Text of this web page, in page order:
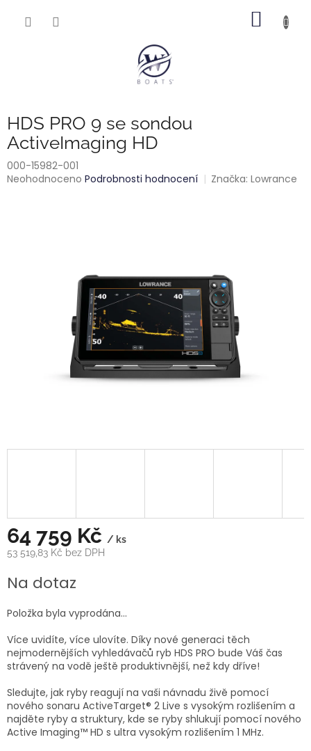
HDS PRO 9 se sondou
ActiveImaging HD
000-15982-001
Průměrné
Neohodnoceno Podrobnosti hodnocení Značka:Lowrance
64 759 Kč / ks
53 519,83 Kč bez DPH
cena:
Na dotaz
Položka byla vyprodána…
Více uvidíte, více ulovíte. Díky nové generaci těch
nejmodernějších vyhledávačů ryb HDS PRO bude Váš čas
strávený na vodě ještě produktivnější, než kdy dříve!
Sledujte, jak ryby reagují na vaši návnadu živě pomocí
nového sonaru ActiveTarget® 2 Live s vysokým rozlišením a
najděte ryby a struktury, kde se ryby shlukují pomocí nového
Active Imaging™ HD s ultra vysokým rozlišením 1 MHz.